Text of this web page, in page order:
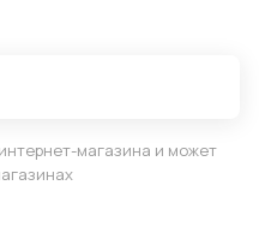
магазина и может